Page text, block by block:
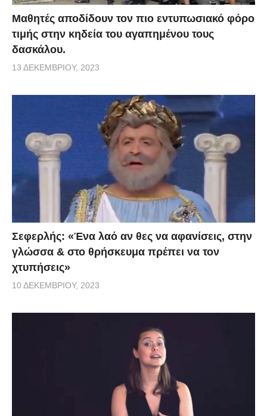
Μαθητές αποδίδουν τον πιο εντυπωσιακό φόρο
τιμής στην κηδεία του αγαπημένου τους
δασκάλου.
13 ΔΕΚΕΜΒΡΊΟΥ, 2023
Σεφερλής: «Ένα λαό αν θες να αφανίσεις, στην
γλώσσα & στο θρήσκευμα πρέπει να τον
χτυπήσεις»
10 ΔΕΚΕΜΒΡΊΟΥ, 2023